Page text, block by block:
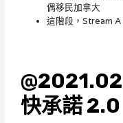
偶移民加拿大
這階段，Stream A
快承諾 2.0